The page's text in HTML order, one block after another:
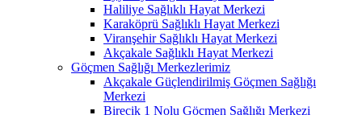
Haliliye Sağlıklı Hayat Merkezi
Karaköprü Sağlıklı Hayat Merkezi
Viranşehir Sağlıklı Hayat Merkezi
Akçakale Sağlıklı Hayat Merkezi
Göçmen Sağlığı Merkezlerimiz
Akçakale Güçlendirilmiş Göçmen Sağlığı
Merkezi
Birecik 1 Nolu Göçmen Sağlığı Merkezi